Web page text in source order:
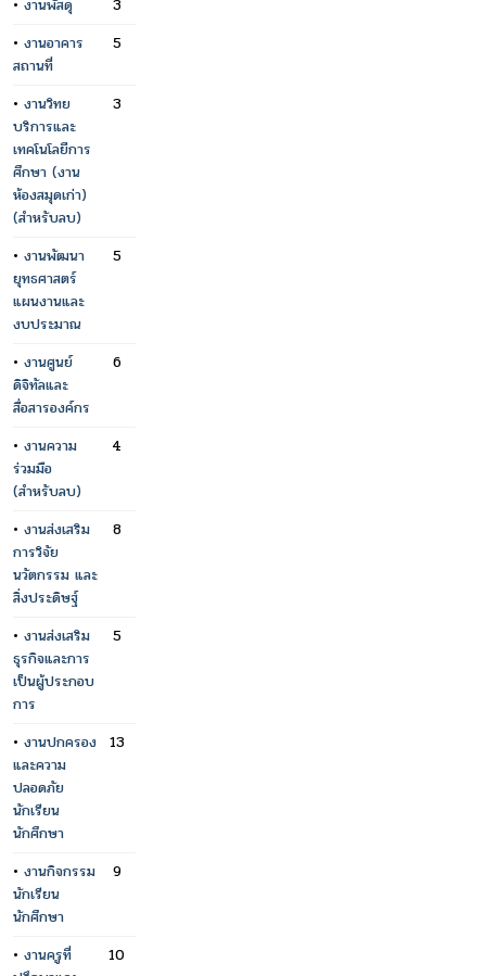
• งานพัสดุ
3
• งานอาคาร
สถานที่
5
• งานวิทย
บริการและ
เทคโนโลยีการ
ศึกษา (งาน
ห้องสมุดเก่า)
(สำหรับลบ)
3
• งานพัฒนา
ยุทธศาสตร์
แผนงานและ
งบประมาณ
5
• งานศูนย์
ดิจิทัลและ
สื่อสารองค์กร
6
• งานความ
ร่วมมือ
(สำหรับลบ)
4
• งานส่งเสริม
การวิจัย
นวัตกรรม และ
สิ่งประดิษฐ์
8
• งานส่งเสริม
ธุรกิจและการ
เป็นผู้ประกอบ
การ
5
• งานปกครอง
และความ
ปลอดภัย
นักเรียน
นักศึกษา
13
• งานกิจกรรม
นักเรียน
นักศึกษา
9
• งานครูที่
10